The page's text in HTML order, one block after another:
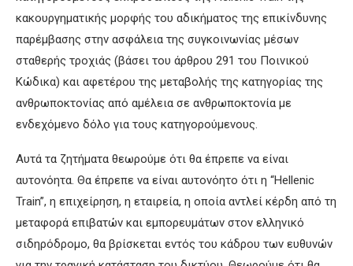
κακουργηματικής μορφής του αδικήματος της επικίνδυνης
παρέμβασης στην ασφάλεια της συγκοινωνίας μέσων
σταθερής τροχιάς (βάσει του άρθρου 291 του Ποινικού
Κώδικα) και αφετέρου της μεταβολής της κατηγορίας της
ανθρωποκτονίας από αμέλεια σε ανθρωποκτονία με
ενδεχόμενο δόλο για τους κατηγορούμενους.
Αυτά τα ζητήματα θεωρούμε ότι θα έπρεπε να είναι
αυτονόητα. Θα έπρεπε να είναι αυτονόητο ότι η “Hellenic
Train”, η επιχείρηση, η εταιρεία, η οποία αντλεί κέρδη από τη
μεταφορά επιβατών και εμπορευμάτων στον ελληνικό
σιδηρόδρομο, θα βρίσκεται εντός του κάδρου των ευθυνών